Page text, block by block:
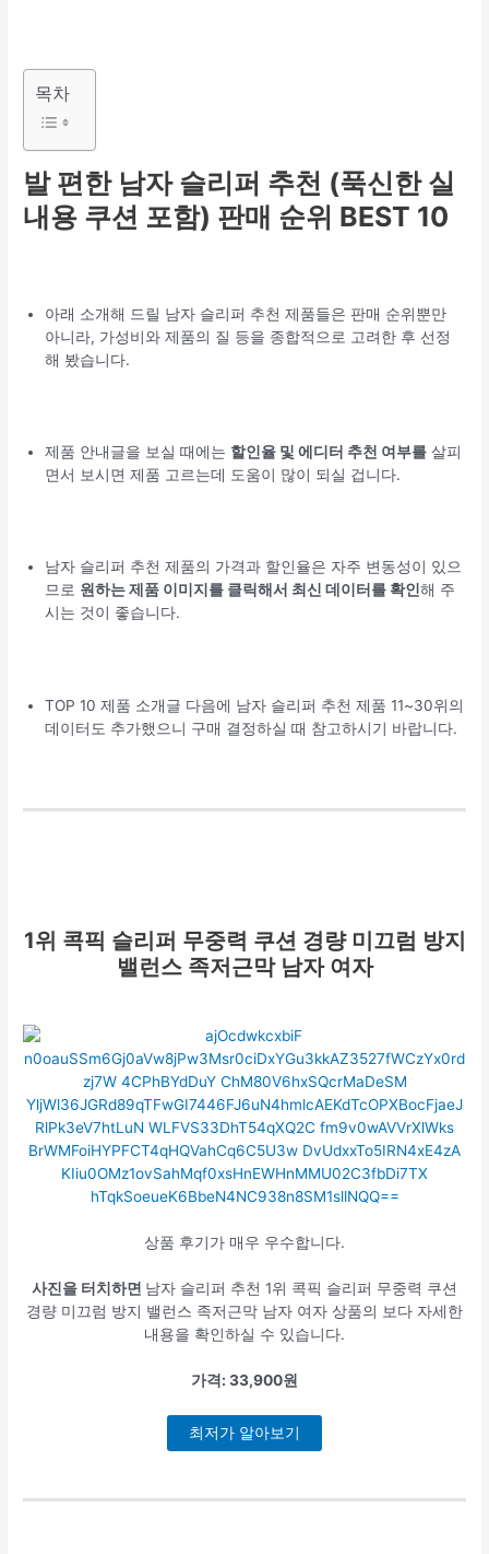
목차
발 편한 남자 슬리퍼 추천 (푹신한 실
내용 쿠션 포함) 판매 순위 BEST 10
아래 소개해 드릴 남자 슬리퍼 추천 제품들은 판매 순위뿐만
아니라, 가성비와 제품의 질 등을 종합적으로 고려한 후 선정
해 봤습니다.
제품 안내글을 보실 때에는 할인율 및 에디터 추천 여부를 살피
면서 보시면 제품 고르는데 도움이 많이 되실 겁니다.
남자 슬리퍼 추천 제품의 가격과 할인율은 자주 변동성이 있으
므로 원하는 제품 이미지를 클릭해서 최신 데이터를 확인해 주
시는 것이 좋습니다.
TOP 10 제품 소개글 다음에 남자 슬리퍼 추천 제품 11~30위의
데이터도 추가했으니 구매 결정하실 때 참고하시기 바랍니다.
1위 콕픽 슬리퍼 무중력 쿠션 경량 미끄럼 방지
밸런스 족저근막 남자 여자
상품 후기가 매우 우수합니다.
사진을 터치하면 남자 슬리퍼 추천 1위 콕픽 슬리퍼 무중력 쿠션
경량 미끄럼 방지 밸런스 족저근막 남자 여자 상품의 보다 자세한
내용을 확인하실 수 있습니다.
가격: 33,900원
최저가 알아보기